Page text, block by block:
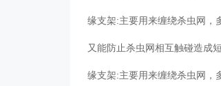
缘支架:主要用来缠绕杀虫网，
又能防止杀虫网相互触碰造成
缘支架:主要用来缠绕杀虫网，